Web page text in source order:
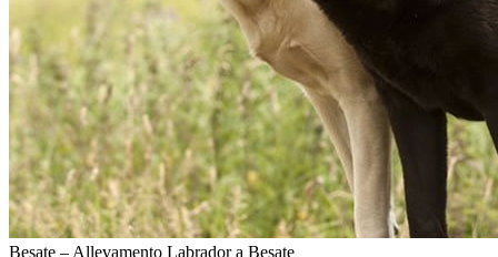
Besate – Allevamento Labrador a Besate